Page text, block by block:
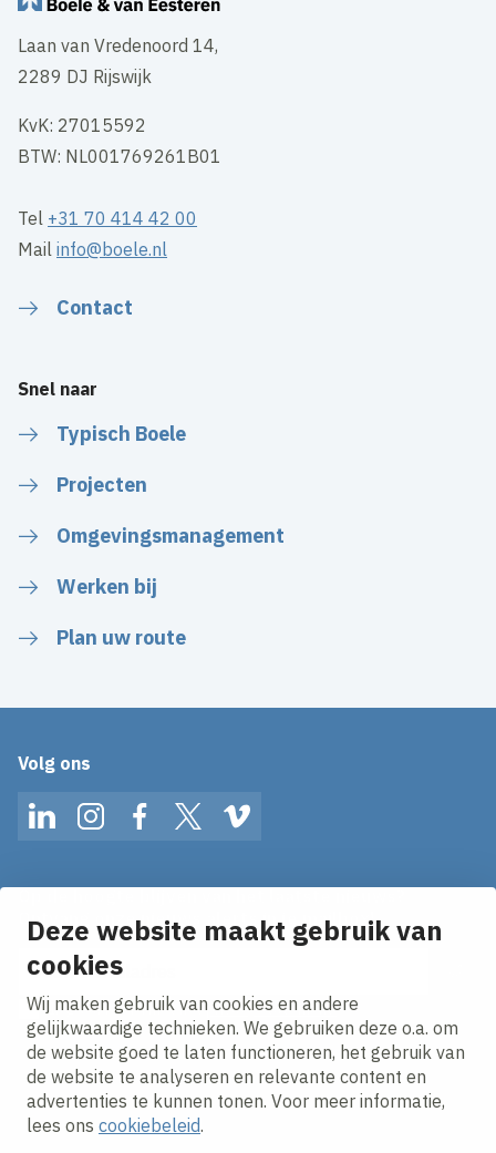
Deze website maakt gebruik van
cookies
Wij maken gebruik van cookies en andere
gelijkwaardige technieken. We gebruiken deze o.a. om
de website goed te laten functioneren, het gebruik van
de website te analyseren en relevante content en
advertenties te kunnen tonen. Voor meer informatie,
lees ons cookiebeleid.
Laan van Vredenoord 14,
2289 DJ Rijswijk
KvK: 27015592
BTW: NL001769261B01
Tel +31 70 414 42 00
Mailinfo@boele.nl
Contact
Snel naar
Typisch Boele
Projecten
Omgevingsmanagement
Werken bij
Plan uw route
Volg ons
LinkedInInstagramFacebookTwitterVimeo
Ontvang onze nieuws alerts in je mailbox!
E-mailadres
Ik ga akkoord met hetprivacy statement.